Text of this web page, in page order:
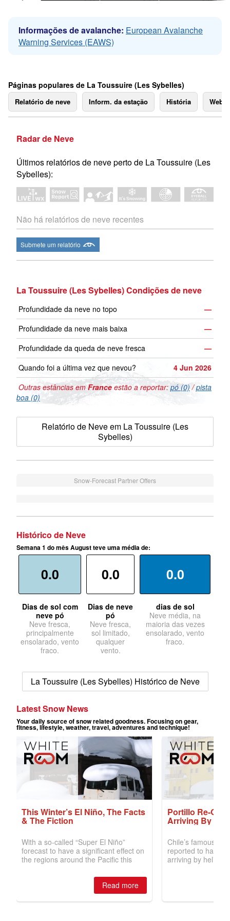
Informações de avalanche: European Avalanche
Warning Services (EAWS)
Páginas populares de La Toussuire (Les Sybelles)
Relatório de neve Inform. da estação História
Radar de Neve
Últimos relatórios de neve perto de La Toussuire (Les
Sybelles):
Não há relatórios de neve recentes
Submete um relatório
La Toussuire (Les Sybelles) Condições de neve
Profundidade da neve no topo
—
Profundidade da neve mais baixa
—
Profundidade da queda de neve fresca
—
Quando foi a última vez que nevou?
4 Jun 2026
Outras estâncias emFrance estão a reportar: pó (0) /pista
boa (0)
Relatório de Neve em La Toussuire (Les
Sybelles)
Snow-Forecast Partner Offers
Histórico de Neve
Semana 1 do mês August teve uma média de:
0.0
Dias de sol com
neve pó
Neve fresca,
principalmente
ensolarado, vento
fraco.
0.0
Dias de neve
pó
Neve fresca,
sol limitado,
qualquer
vento.
0.0
dias de sol
Neve média, na
maioria das vezes
ensolarado, vento
fraco.
La Toussuire (Les Sybelles) Histórico de Neve